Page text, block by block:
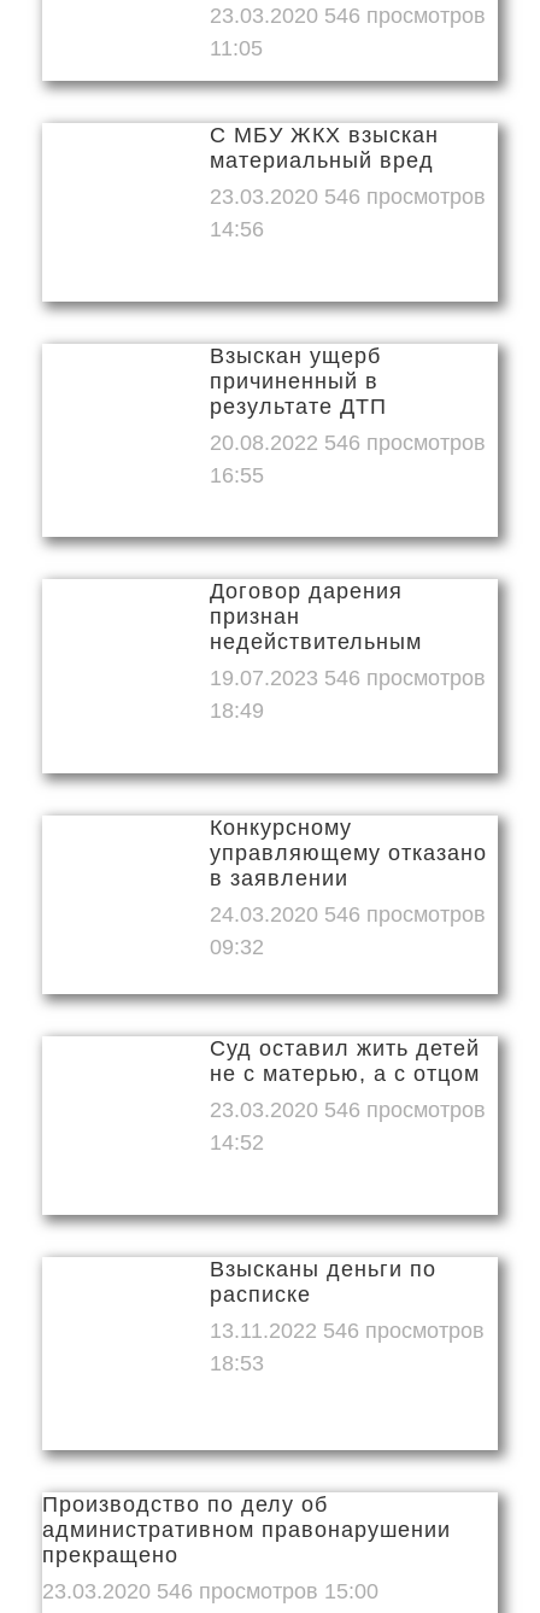
23.03.2020
11:05
С МБУ ЖКХ взыскан
материальный вред
23.03.2020
14:56
Взыскан ущерб
причиненный в
результате ДТП
20.08.2022
16:55
Договор дарения
признан
недействительным
19.07.2023
18:49
Конкурсному
управляющему отказано
в заявлении
24.03.2020
09:32
Суд оставил жить детей
не с матерью, а с отцом
23.03.2020
14:52
Взысканы деньги по
расписке
13.11.2022
18:53
Производство по делу об
административном правонарушении
прекращено
23.03.2020
15:00